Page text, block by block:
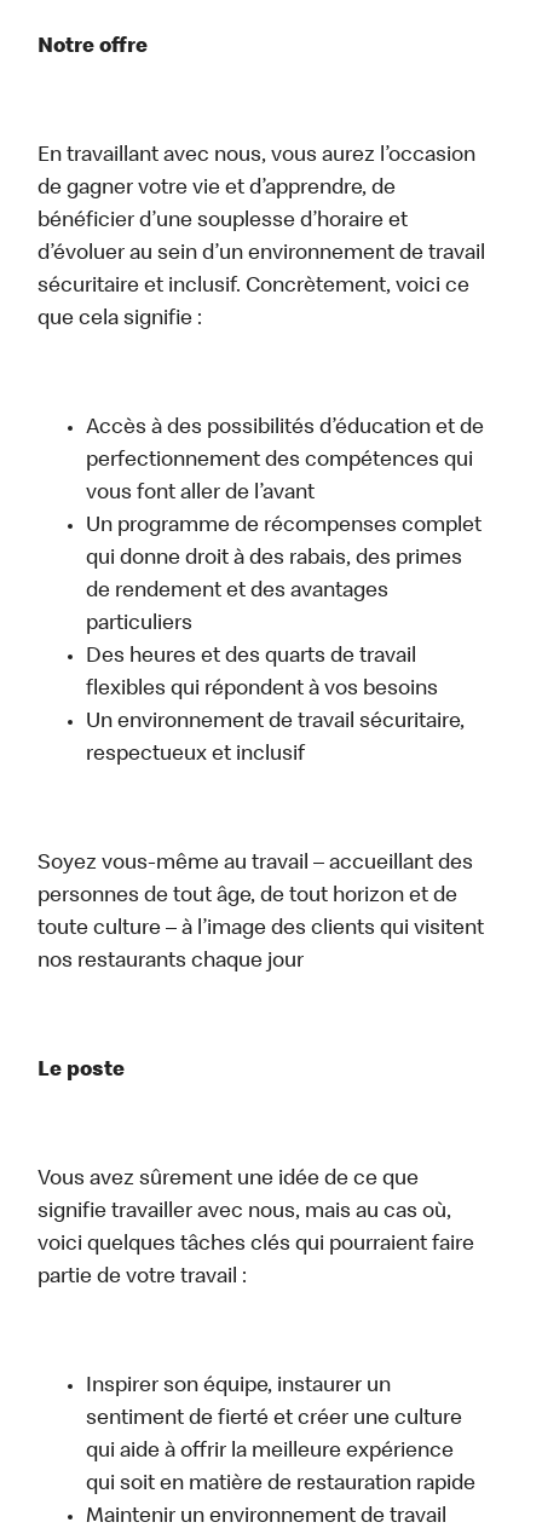
Notre offre
En travaillant avec nous, vous aurez l’occasion
de gagner votre vie et d’apprendre, de
bénéficier d’une souplesse d’horaire et
d’évoluer au sein d’un environnement de travail
sécuritaire et inclusif. Concrètement, voici ce
que cela signifie :
Accès à des possibilités d’éducation et de
perfectionnement des compétences qui
vous font aller de l’avant
Un programme de récompenses complet
qui donne droit à des rabais, des primes
de rendement et des avantages
particuliers
Des heures et des quarts de travail
flexibles qui répondent à vos besoins
Un environnement de travail sécuritaire,
respectueux et inclusif
Soyez vous-même au travail – accueillant des
personnes de tout âge, de tout horizon et de
toute culture – à l’image des clients qui visitent
nos restaurants chaque jour
Le poste
Vous avez sûrement une idée de ce que
signifie travailler avec nous, mais au cas où,
voici quelques tâches clés qui pourraient faire
partie de votre travail :
Inspirer son équipe, instaurer un
sentiment de fierté et créer une culture
qui aide à offrir la meilleure expérience
qui soit en matière de restauration rapide
Maintenir un environnement de travail